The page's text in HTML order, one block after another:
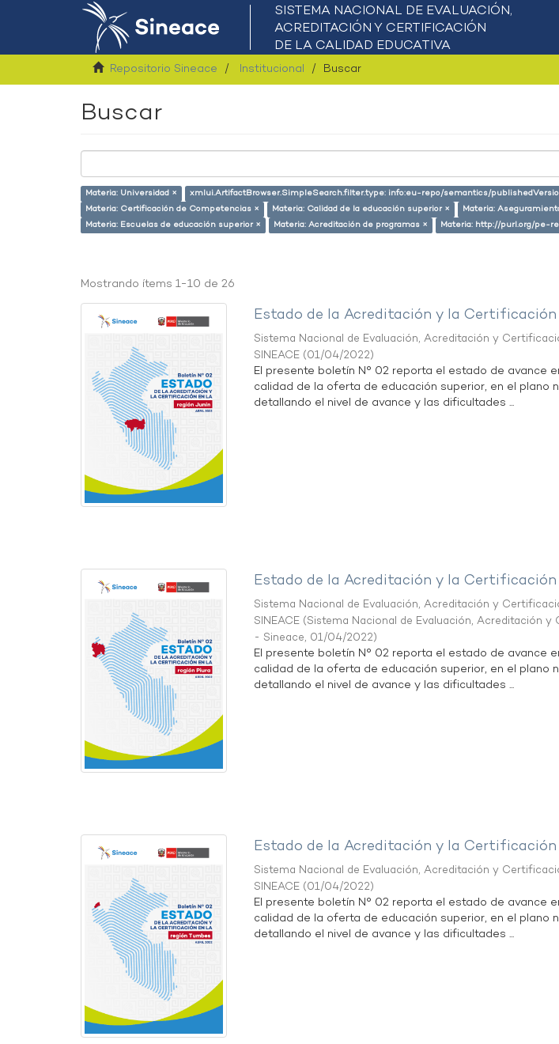
Repositorio Sineace Institucional Buscar
Buscar
Materia: Universidad ×
xmlui.ArtifactBrowser.SimpleSearch.filter.type: info:eu-repo/semantics/
Materia: Certificación de Competencias ×
Materia: Calidad de la educación superior × Materia:
Materia: Escuelas de educación superior ×
Materia: Acreditación de programas × Materia: http://purl.org/pe-
Mostrando ítems 1-10 de 26
Estado de la Acreditación y la
Sistema Nacional de Evaluación, Acreditación y
SINEACE (01/04/2022)
El presente boletín N° 02 reporta el estado de avance
calidad de la oferta de educación superior, en el plano
detallando el nivel de avance y las dificultades ...
Estado de la Acreditación y la Certificación
Sistema Nacional de Evaluación, Acreditación y
SINEACE (Sistema Nacional de Evaluación, Acreditación
- Sineace, 01/04/2022)
El presente boletín N° 02 reporta el estado de avance
calidad de la oferta de educación superior, en el plano
detallando el nivel de avance y las dificultades ...
Estado de la Acreditación y la Certificación
Sistema Nacional de Evaluación, Acreditación y
SINEACE (01/04/2022)
El presente boletín N° 02 reporta el estado de avance
calidad de la oferta de educación superior, en el plano
detallando el nivel de avance y las dificultades ...